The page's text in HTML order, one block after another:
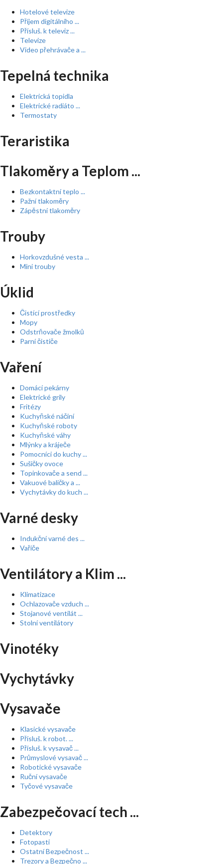
Hotelové televize
Příjem digitálního ...
Přísluš. k televiz ...
Televize
Video přehrávače a ...
Tepelná technika
Elektrická topidla
Elektrické radiáto ...
Termostaty
Teraristika
Tlakoměry a Teplom ...
Bezkontaktní teplo ...
Pažní tlakoměry
Zápěstní tlakoměry
Trouby
Horkovzdušné vesta ...
Mini trouby
Úklid
Čistící prostředky
Mopy
Odstrňovače žmolků
Parní čističe
Vaření
Domácí pekárny
Elektrické grily
Fritézy
Kuchyňské náčiní
Kuchyňské roboty
Kuchyňské váhy
Mlýnky a kráječe
Pomocníci do kuchy ...
Sušičky ovoce
Topinkovače a send ...
Vakuové baličky a ...
Vychytávky do kuch ...
Varné desky
Indukční varné des ...
Vařiče
Ventilátory a Klim ...
Klimatizace
Ochlazovače vzduch ...
Stojanové ventilát ...
Stolní ventilátory
Vinotéky
Vychytávky
Vysavače
Klasické vysavače
Přísluš. k robot. ...
Přísluš. k vysavač ...
Průmyslové vysavač ...
Robotické vysavače
Ruční vysavače
Tyčové vysavače
Zabezpečovací tech ...
Detektory
Fotopasti
Ostatní Bezpečnost ...
Trezory a Bezpečno ...